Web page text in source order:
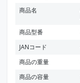
商品名
商品型番
JANコード
商品の重量
商品の容量